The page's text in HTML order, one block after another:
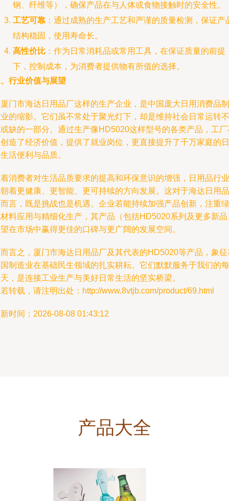
钢、纤维等），确保产品在与人体或食物接触时的安全性。
工艺可靠 ：通过成熟的生产工艺和严谨的质量检测，保证产
结构稳固，使用寿命长。
高性价比 ：作为日常消耗品或常用工具，在保证质量的前提
下，控制成本，为消费者提供物有所值的选择。
行业价值与展望
门市海达日用品厂这样的生产企业，是中国庞大日用消费品制
的缩影。它们虽不常处于聚光灯下，却是维持社会日常运转不
缺的一部分。通过生产像HD5020这样型号的各类产品，工厂
造了经济价值，提供了就业岗位，更直接提升了千万家庭的日
活便利与品质。
消费者对生活品质要求的提高和环保意识的增强，日用品行业
着更健康、更智能、更可持续的方向发展。这对于海达日用品
言，既是挑战也是机遇。企业若能持续加强产品创新，注重绿
料应用与精细化生产，其产品（包括HD5020系列及更多新品
在市场中赢得更佳的口碑与更广阔的发展空间。
言之，厦门市海达日用品厂及其代表的HD5020等产品，象征
制造业在基础民生领域的扎实耕耘。它们默默服务于我们的每
，是连接工业生产与美好日常生活的坚实桥梁。
转载，请注明出处：http://www.8vtjb.com/product/69.html
时间：2026-08-08 01:43:12
产品大全